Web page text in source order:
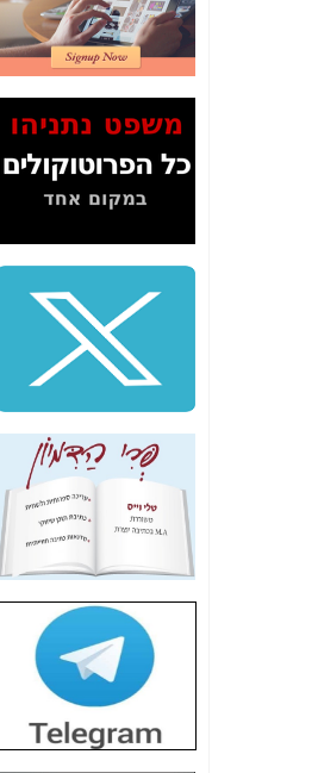
2" על תעלולי השר
משה כחלון -כאן
הסלולר" ואיך מסרסים
את הנתונים לציבור -
כאן
סיכום ביקור בסיליקון
שלמה פילבר (עד
לאחרונה מנכ"ל משרד
התקשורת) - עד
מדינה? הצחקתם
"יש אפליה בחקירה"?
חשיפה: למה השר
משה כחלון לא נחקר
עד היום? -
כאן
הדומה לזו של "תיק
4000" אך בתחום
הסלולר -
חשיפת מה שלא
רוצים שתדעו בעניין
פריסת אנלימיטד
(בניחוח בלתי נסבל) -
כאן